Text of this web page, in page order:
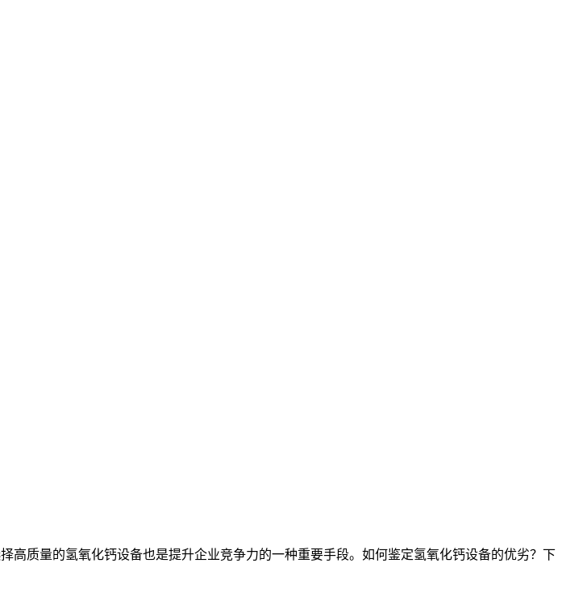
质量的氢氧化钙设备也是提升企业竞争力的一种重要手段。如何鉴定氢氧化钙设备的优劣？下